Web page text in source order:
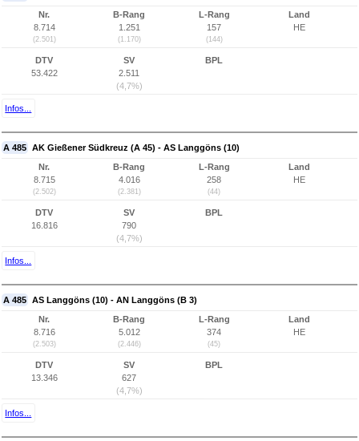
Nr.
8.714
(2.501)
B-Rang
1.251
(1.170)
L-Rang
157
(144)
Land
HE
DTV
53.422
SV
2.511
(4,7%)
BPL
Infos...
A 485 AK Gießener Südkreuz (A 45) - AS Langgöns (10)
Nr.
8.715
(2.502)
B-Rang
4.016
(2.381)
L-Rang
258
(44)
Land
HE
DTV
16.816
SV
790
(4,7%)
BPL
Infos...
A 485 AS Langgöns (10) - AN Langgöns (B 3)
Nr.
8.716
(2.503)
B-Rang
5.012
(2.446)
L-Rang
374
(45)
Land
HE
DTV
13.346
SV
627
(4,7%)
BPL
Infos...